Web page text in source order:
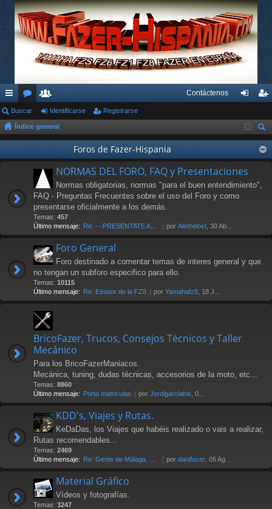
nl
ac
or
os
su
ari
Contáctenos
nti
se
ist
ra
Buscar Identificarse Registrarse
Índice general
us
car
Foros de Fazer-Hispania
NORMAS DEL FORO, FAQ y Presentaciones
Normas obligatorias, normas "para el buen entendimiento",
FAQ - Preguntas Frecuentes sobre el uso del Foro y como
presentarse oficialmente a los demás.
Temas: 457
Último mensaje: Re: ---PRESENTATE AL FORO AQU… por Alethelost , 30 Abr 2026 19:20
Foro General
Foro destinado a comentar temas de interes general y que
no tengan un subforo especifico para ello.
Temas: 10115
Último mensaje: Re: Estator de la FZ8 por Yamahafz8 , 18 Jul 2026 20:04
BricoFazer, Trucos, Consejos Técnicos y Taller
Mecánico
Para los BricoFazerManiacos.
Mecánica, tuning, dudas técnicas, accesorios de la moto, etc...
Temas: 8860
Último mensaje: Porta matriculas por Jordigarciabis , 09 Jul 2026 16:10
KDD's, Viajes y Rutas.
KeDaDas, los Viajes que habéis realizado o vais a realizar,
Rutas recomendables...
Temas: 2469
Último mensaje: Re: Gente de Málaga, Axarquía… por danifazer , 05 Ago 2026 17:16
Material Gráfico
Vídeos y fotografías.
Temas: 3247